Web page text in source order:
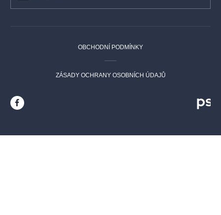
OBCHODNÍ PODMÍNKY
ZÁSADY OCHRANY OSOBNÍCH ÚDAJŮ